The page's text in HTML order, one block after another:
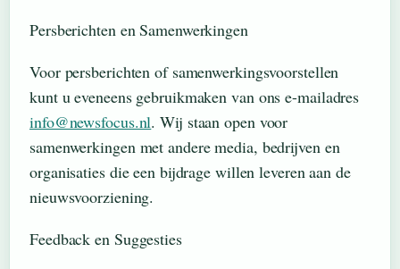
Persberichten en Samenwerkingen
Voor persberichten of samenwerkingsvoorstellen
kunt u eveneens gebruikmaken van ons e-mailadres
info@newsfocus.nl. Wij staan open voor
samenwerkingen met andere media, bedrijven en
organisaties die een bijdrage willen leveren aan de
nieuwsvoorziening.
Feedback en Suggesties